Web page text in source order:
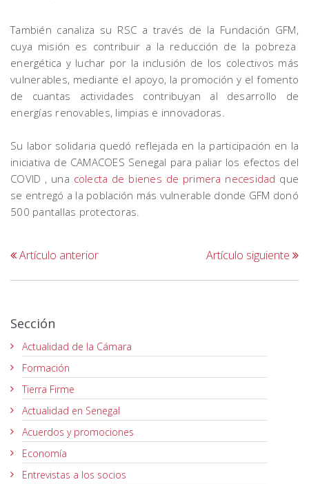
También canaliza su RSC a través de la Fundación GFM,
cuya misión es contribuir a la reducción de la pobreza
energética y luchar por la inclusión de los colectivos más
vulnerables, mediante el apoyo, la promoción y el fomento
de cuantas actividades contribuyan al desarrollo de
energías renovables, limpias e innovadoras.
Su labor solidaria quedó reflejada en la participación en la
iniciativa de CAMACOES Senegal para paliar los efectos del
COVID , una colecta de bienes de primera necesidad que
se entregó a la población más vulnerable donde GFM donó
500 pantallas protectoras.
Artículo anterior Artículo siguiente
Sección
Actualidad de la Cámara
Formación
Tierra Firme
Actualidad en Senegal
Acuerdos y promociones
Economía
Entrevistas a los socios